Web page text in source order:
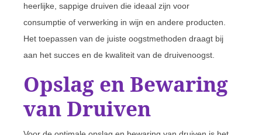
heerlijke, sappige druiven die ideaal zijn voor
consumptie of verwerking in wijn en andere producten.
Het toepassen van de juiste oogstmethoden draagt bij
aan het succes en de kwaliteit van de druivenoogst.
Opslag en Bewaring
van Druiven